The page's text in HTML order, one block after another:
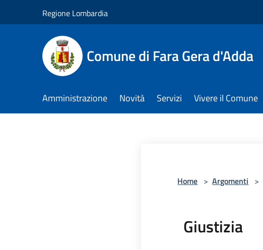
Regione Lombardia
Comune di Fara Gera d'Adda
Amministrazione Novità Servizi Vivere il Comune
Home > Argomenti >
Giustizia